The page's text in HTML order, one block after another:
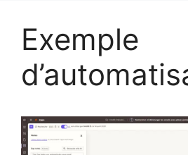
Exemple